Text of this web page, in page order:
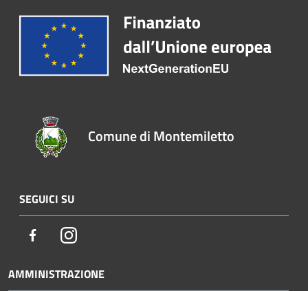
Comune di Montemiletto
SEGUICI SU
FacebookInstagram
AMMINISTRAZIONE